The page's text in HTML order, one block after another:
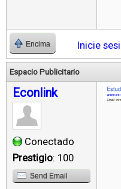
Encima Inicie
Espacio Publicitario
Econlink
Conectado
Prestigio: 100
Send Email